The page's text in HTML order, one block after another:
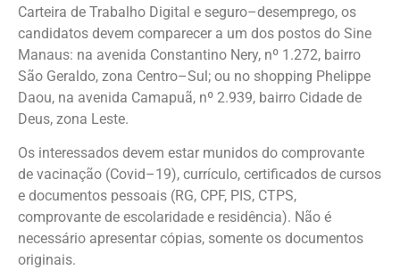
Carteira de Trabalho Digital e seguro–desemprego, os
candidatos devem comparecer a um dos postos do Sine
Manaus: na avenida Constantino Nery, nº 1.272, bairro
São Geraldo, zona Centro–Sul; ou no shopping Phelippe
Daou, na avenida Camapuã, nº 2.939, bairro Cidade de
Deus, zona Leste.
Os interessados devem estar munidos do comprovante
de vacinação (Covid–19), currículo, certificados de cursos
e documentos pessoais (RG, CPF, PIS, CTPS,
comprovante de escolaridade e residência). Não é
necessário apresentar cópias, somente os documentos
originais.